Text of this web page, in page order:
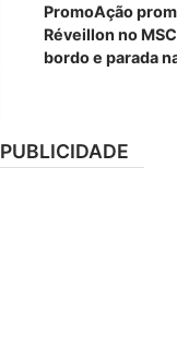
PromoAção
Réveillon no
bordo e parada
PUBLICIDADE